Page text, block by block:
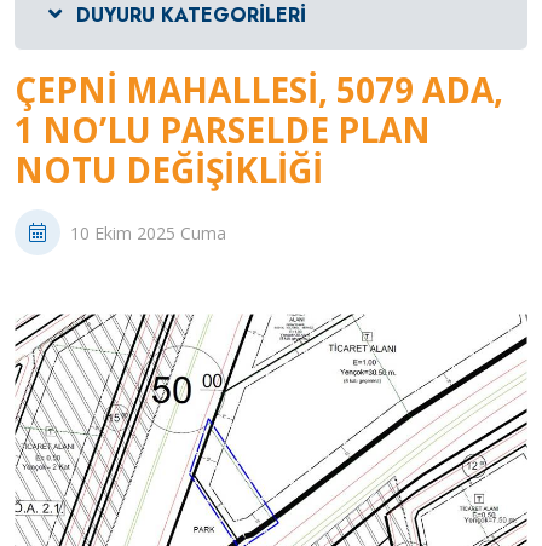
DUYURU KATEGORILERI
ÇEPNI MAHALLESI, 5079 ADA,
1 NO’LU PARSELDE PLAN
NOTU DEĞIŞIKLIĞI
10 Ekim 2025 Cuma